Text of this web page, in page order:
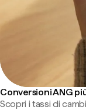
Conversioni ANG
Scopri i tassi di